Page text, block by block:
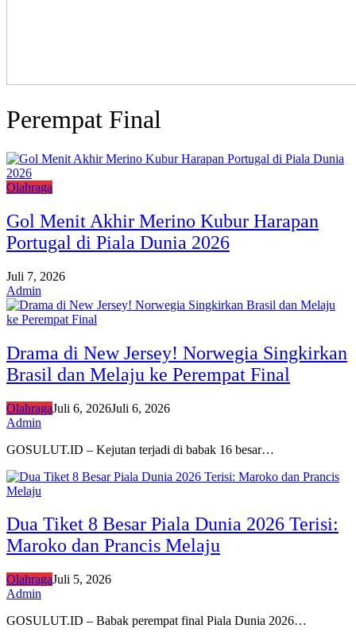
Perempat Final
Olahraga
Gol Menit Akhir Merino Kubur Harapan
Portugal di Piala Dunia 2026
Juli 7, 2026
Admin
Drama di New Jersey! Norwegia Singkirkan
Brasil dan Melaju ke Perempat Final
OlahragaJuli 6, 2026Juli 6, 2026
Admin
GOSULUT.ID – Kejutan terjadi di babak 16 besar…
Dua Tiket 8 Besar Piala Dunia 2026 Terisi:
Maroko dan Prancis Melaju
OlahragaJuli 5, 2026
Admin
GOSULUT.ID – Babak perempat final Piala Dunia 2026…